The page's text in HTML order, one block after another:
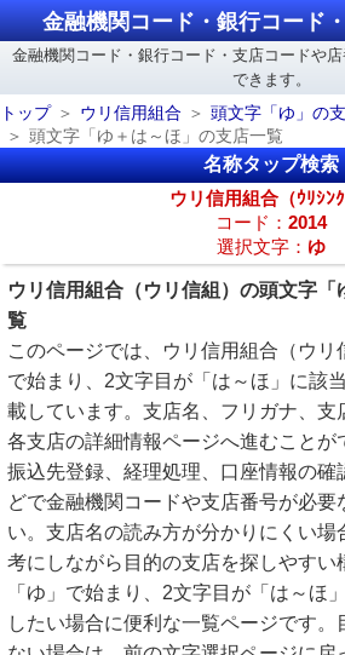
金融機関コード・銀行コード
金融機関コード・銀行コード・支店コードや
できます。
トップ
ウリ信用組合
頭文字「ゆ」の
頭文字「ゆ＋は～ほ」の支店一覧
名称タップ検索
ウリ信用組合（ｳﾘｼﾝｸ
コード： 2014
選択文字： ゆ
ウリ信用組合（ウリ信組）の頭文字
覧
このページでは、ウリ信用組合（ウリ
で始まり、2文字目が「は～ほ」に該
載しています。支店名、フリガナ、支
各支店の詳細情報ページへ進むことが
振込先登録、経理処理、口座情報の確
どで金融機関コードや支店番号が必要
い。支店名の読み方が分かりにくい場
考にしながら目的の支店を探しやすい
「ゆ」で始まり、2文字目が「は～ほ
したい場合に便利な一覧ページです。